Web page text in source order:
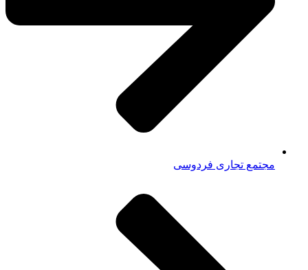
مجتمع تجاری فردوسی